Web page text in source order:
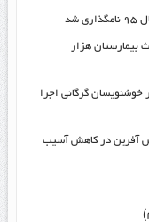
بیمارستان هزار
خوشنویسان گرگانی اجرا
آفرین در کاهش آسیب